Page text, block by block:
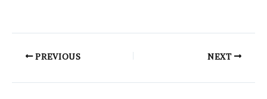
PREVIOUS NEXT